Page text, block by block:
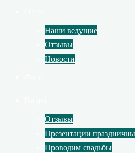
Наши ведущие
Отзывы
Новости
Отзывы
Презентации
Проводим свадьбы